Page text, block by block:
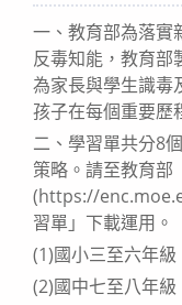
一、教育部為落實
反毒知能，教育部
為家長與學生識毒
孩子在每個重要歷
二、學習單共分8
策略。請至教育部
(https://
習單」下載運用。
(1)國小三至六年級
(2)國中七至八年級